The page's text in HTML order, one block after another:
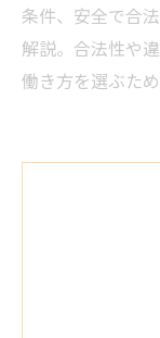
条件、安全で合
解説。合法性や
働き方を選ぶた